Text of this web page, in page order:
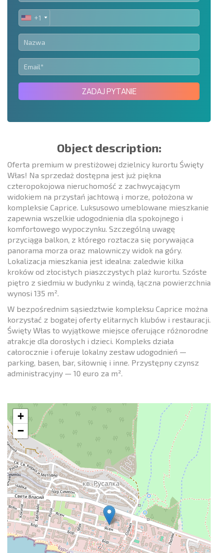
UNITED
STATES
+1
+1
ZADAJ PYTANIE
Object description:
Oferta premium w prestiżowej dzielnicy kurortu Święty
Włas! Na sprzedaż dostępna jest już piękna
czteropokojowa nieruchomość z zachwycającym
widokiem na przystań jachtową i morze, położona w
kompleksie Caprice. Luksusowo umeblowane mieszkanie
zapewnia wszelkie udogodnienia dla spokojnego i
komfortowego wypoczynku. Szczególną uwagę
przyciąga balkon, z którego roztacza się porywająca
panorama morza oraz malowniczy widok na góry.
Lokalizacja mieszkania jest idealna: zaledwie kilka
kroków od złocistych piaszczystych plaż kurortu. Szóste
piętro z siedmiu w budynku z windą, łączna powierzchnia
wynosi 135 m².
W bezpośrednim sąsiedztwie kompleksu Caprice można
korzystać z bogatej oferty elitarnych klubów i restauracji.
Święty Włas to wyjątkowe miejsce oferujące różnorodne
atrakcje dla dorosłych i dzieci. Kompleks działa
całorocznie i oferuje lokalny zestaw udogodnień —
parking, basen, bar, siłownię i inne. Przystępny czynsz
administracyjny — 10 euro za m².
+
−